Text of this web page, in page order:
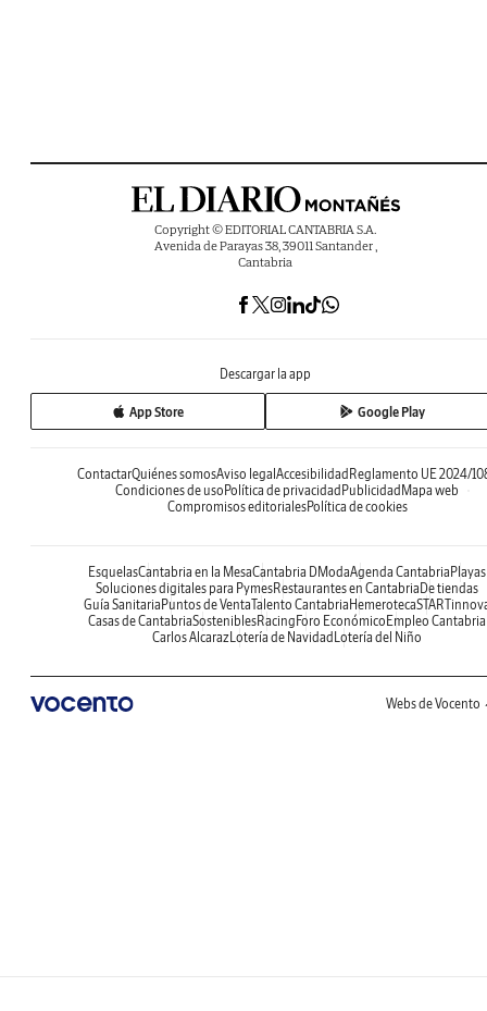
Copyright © EDITORIAL CANTABRIA S.A.
Avenida de Parayas 38, 39011 Santander ,
Cantabria
Descargar la app
App Store Google Play
ContactarQuiénes somosAviso legal Accesibilidad Reglamento UE 2024/
Condiciones de uso Política de privacidad Publicidad Mapa web
Compromisos editorialesPolítica de cookies
EsquelasCantabria en la MesaCantabria DModaAgenda Cantabria Playas
Soluciones digitales para PymesRestaurantes en Cantabria De tiendas
Guía Sanitaria Puntos de VentaTalento Cantabria Hemeroteca
Casas de CantabriaSosteniblesRacing Foro Económico Empleo Cantabria
Carlos AlcarazLotería de Navidad Lotería del Niño
Webs de Vocento